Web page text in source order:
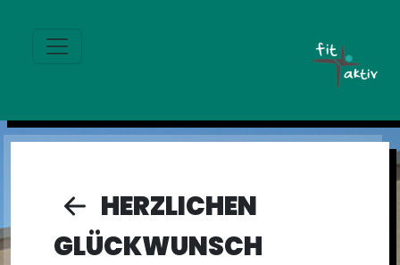
HERZLICHEN
GLÜCKWUNSCH